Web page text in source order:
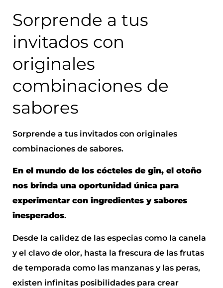
Sorprende a tus
invitados con
originales
combinaciones de
sabores
Sorprende a tus invitados con originales
combinaciones de sabores.
En el mundo de los cócteles de gin, el otoño
nos brinda una oportunidad única para
experimentar con ingredientes y sabores
inesperados.
Desde la calidez de las especias como la canela
y el clavo de olor, hasta la frescura de las frutas
de temporada como las manzanas y las peras,
existen infinitas posibilidades para crear